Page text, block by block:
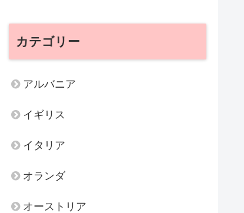
カテゴリー
アルバニア
イギリス
イタリア
オランダ
オーストリア